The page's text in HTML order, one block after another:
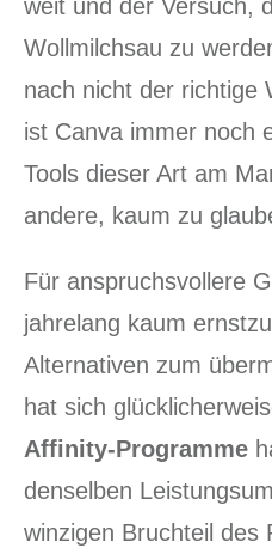
weit und der Versuch,
Wollmilchsau zu
nach nicht der richtige
ist Canva immer noch
Tools dieser Art am
andere, kaum zu
Für anspruchsvollere
jahrelang kaum
Alternativen zum
hat sich
Affinity-Programme
denselben
winzigen Bruchteil des